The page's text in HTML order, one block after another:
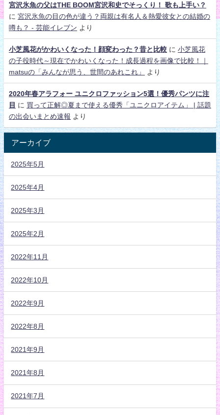
宮沢氷魚の父はTHE BOOM宮沢和史でそっくり！ 歌も上手い？
に 宮沢氷魚の目の色が違う？両親は有名人＆熱愛彼女との結婚の
噂も？ - 芸能イレブン より
小芝風花がかわいくなった！顔変わった？昔と比較 に 小芝風花
の子役時代～現在でかわいくなった！成長過程を画像で比較！｜
matsuの「みんなが思う、世間のあれこれ」
より
2020年春アラフォー ユニクロファッション5選！優秀パンツに注
目 に 買って正解◎夏まで使える優秀「ユニクロアイテム」 | 話題
の出会いまとめ速報 より
アーカイブ
2025年5月
2025年4月
2025年3月
2025年2月
2022年11月
2022年10月
2022年9月
2022年8月
2021年9月
2021年8月
2021年7月